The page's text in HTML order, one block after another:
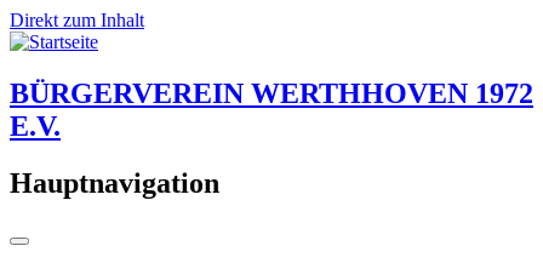
Direkt zum Inhalt
BÜRGERVEREIN WERTHHOVEN 1972
E.V.
Hauptnavigation